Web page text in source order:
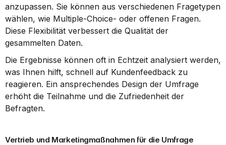
anzupassen. Sie können aus verschiedenen Fragetypen
wählen, wie Multiple-Choice- oder offenen Fragen.
Diese Flexibilität verbessert die Qualität der
gesammelten Daten.
Die Ergebnisse können oft in Echtzeit analysiert werden,
was Ihnen hilft, schnell auf Kundenfeedback zu
reagieren. Ein ansprechendes Design der Umfrage
erhöht die Teilnahme und die Zufriedenheit der
Befragten.
Vertrieb und Marketingmaßnahmen für die Umfrage